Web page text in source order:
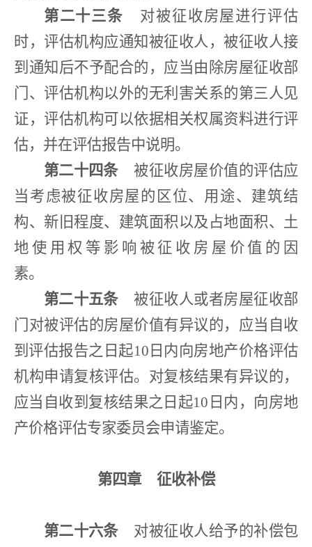
第二十三条
对被征收房屋进行评估
时，评估机构应通知被征收人，被征收人接
到通知后不予配合的，应当由除房屋征收部
门、评估机构以外的无利害关系的第三人见
证，评估机构可以依据相关权属资料进行评
估，并在评估报告中说明。
第二十四条
被征收房屋价值的评估应
当考虑被征收房屋的区位、用途、建筑结
构、新旧程度、建筑面积以及占地面积、土
地使用权等影响被征收房屋价值的因
素。
第二十五条
被征收人或者房屋征收部
门对被评估的房屋价值有异议的，应当自收
到评估报告之日起10 日内向房地产价格评估
机构申请复核评估。对复核结果有异议的，
应当自收到复核结果之日起10 日内，向房地
产价格评估专家委员会申请鉴定。
第四章 征收补偿
第二十六条
对被征收人给予的补偿包